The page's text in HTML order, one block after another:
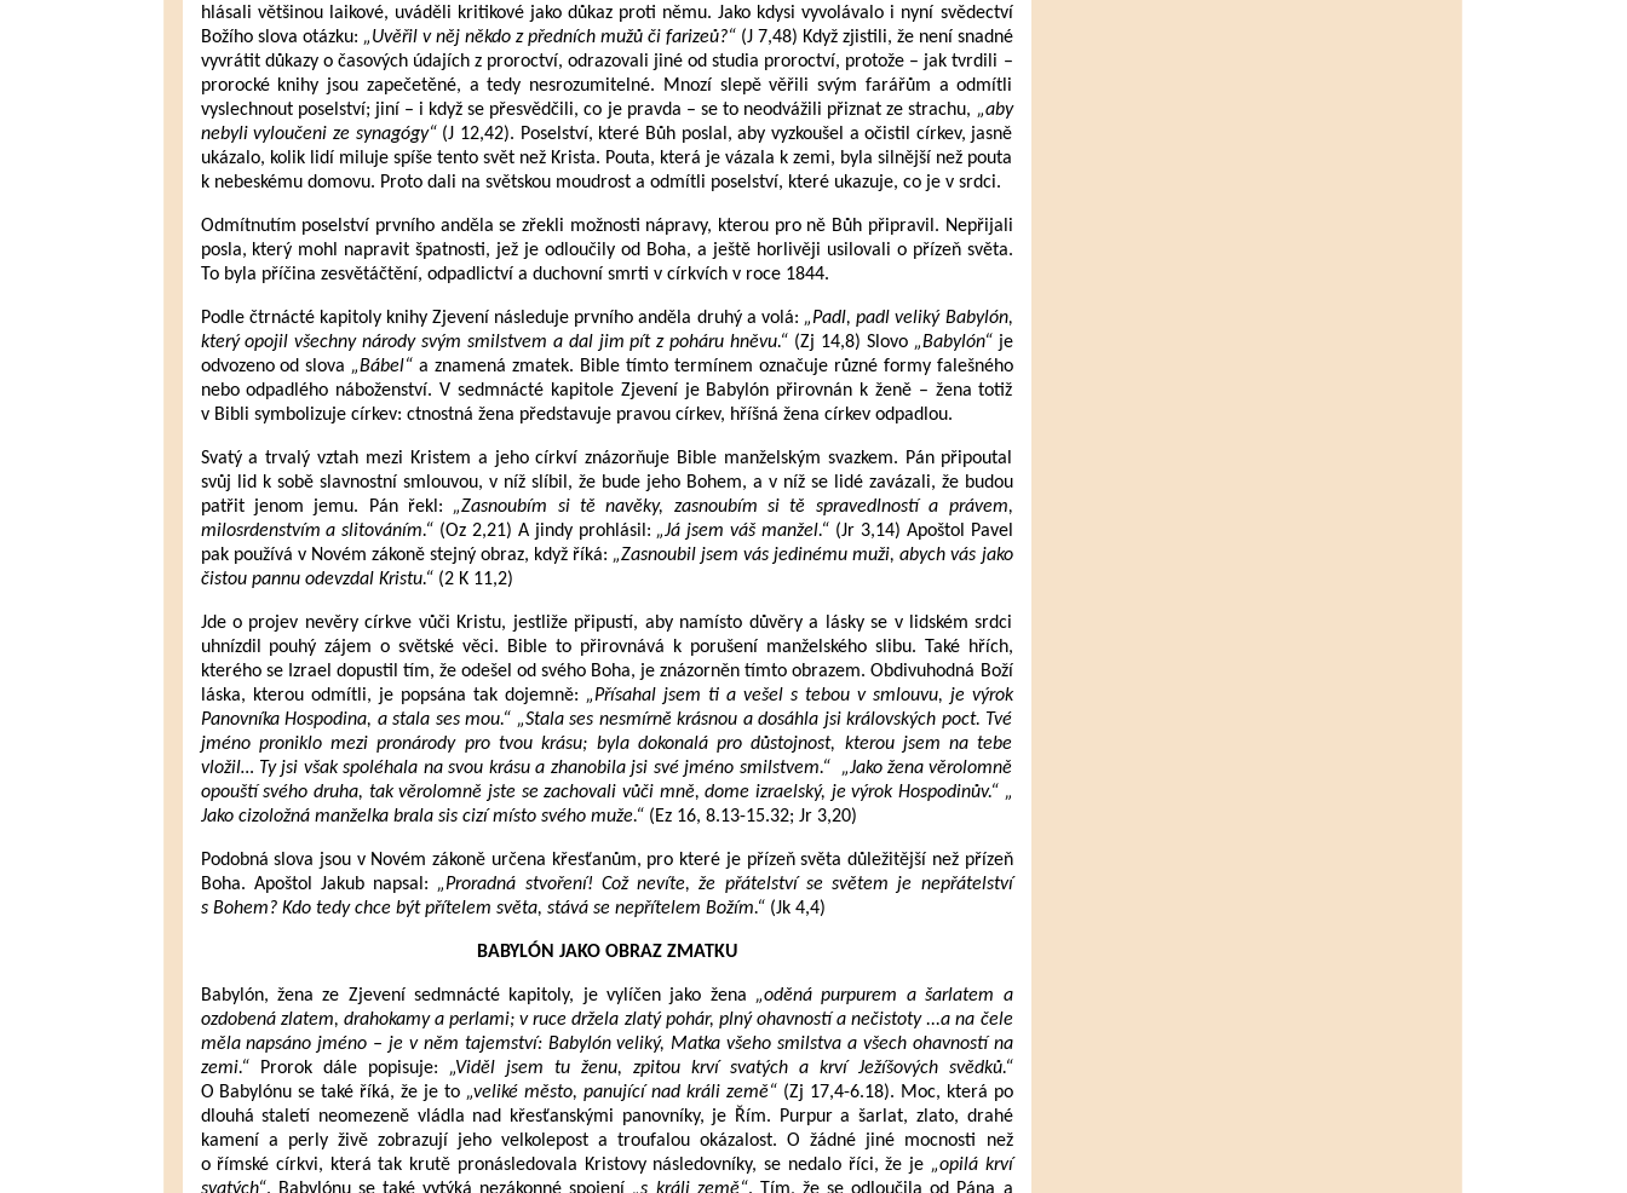
hlásali většinou laikové, uváděli kritikové jako důkaz proti němu. Jako kdysi vyvolávalo i nyní svědectví
Božího slova otázku: „Uvěřil v něj někdo z předních mužů či farizeů?“ (J 7,48) Když zjistili, že není snadné
vyvrátit důkazy o časových údajích z proroctví, odrazovali jiné od studia proroctví, protože – jak tvrdili –
prorocké knihy jsou zapečetěné, a tedy nesrozumitelné. Mnozí slepě věřili svým farářům a odmítli
vyslechnout poselství; jiní – i když se přesvědčili, co je pravda – se to neodvážili přiznat ze strachu, „aby
nebyli vyloučeni ze synagógy“ (J 12,42). Poselství, které Bůh poslal, aby vyzkoušel a očistil církev, jasně
ukázalo, kolik lidí miluje spíše tento svět než Krista. Pouta, která je vázala k zemi, byla silnější než pouta
k nebeskému domovu. Proto dali na světskou moudrost a odmítli poselství, které ukazuje, co je v srdci.
Odmítnutím poselství prvního anděla se zřekli možnosti nápravy, kterou pro ně Bůh připravil. Nepřijali
posla, který mohl napravit špatnosti, jež je odloučily od Boha, a ještě horlivěji usilovali o přízeň světa.
To byla příčina zesvětáčtění, odpadlictví a duchovní smrti v církvích v roce 1844.
Podle čtrnácté kapitoly knihy Zjevení následuje prvního anděla druhý a volá: „Padl, padl veliký Babylón,
který opojil všechny národy svým smilstvem a dal jim pít z poháru hněvu.“ (Zj 14,8) Slovo „Babylón“ je
odvozeno od slova „Bábel“ a znamená zmatek. Bible tímto termínem označuje různé formy falešného
nebo odpadlého náboženství. V sedmnácté kapitole Zjevení je Babylón přirovnán k ženě – žena totiž
v Bibli symbolizuje církev: ctnostná žena představuje pravou církev, hříšná žena církev odpadlou.
Svatý a trvalý vztah mezi Kristem a jeho církví znázorňuje Bible manželským svazkem. Pán připoutal
svůj lid k sobě slavnostní smlouvou, v níž slíbil, že bude jeho Bohem, a v níž se lidé zavázali, že budou
patřit jenom jemu. Pán řekl: „Zasnoubím si tě navěky, zasnoubím si tě spravedlností a právem,
milosrdenstvím a slitováním.“ (Oz 2,21) A jindy prohlásil: „Já jsem váš manžel.“ (Jr 3,14) Apoštol Pavel
pak používá v Novém zákoně stejný obraz, když říká: „Zasnoubil jsem vás jedinému muži, abych vás jako
čistou pannu odevzdal Kristu.“ (2 K 11,2)
Jde o projev nevěry církve vůči Kristu, jestliže připustí, aby namísto důvěry a lásky se v lidském srdci
uhnízdil pouhý zájem o světské věci. Bible to přirovnává k porušení manželského slibu. Také hřích,
kterého se Izrael dopustil tím, že odešel od svého Boha, je znázorněn tímto obrazem. Obdivuhodná Boží
láska, kterou odmítli, je popsána tak dojemně: „Přísahal jsem ti a vešel s tebou v smlouvu, je výrok
Panovníka Hospodina, a stala ses mou.“ „Stala ses nesmírně krásnou a dosáhla jsi královských poct. Tvé
jméno proniklo mezi pronárody pro tvou krásu; byla dokonalá pro důstojnost, kterou jsem na tebe
vložil… Ty jsi však spoléhala na svou krásu a zhanobila jsi své jméno smilstvem.“ „Jako žena věrolomně
opouští svého druha, tak věrolomně jste se zachovali vůči mně, dome izraelský, je výrok Hospodinův.“ „
Jako cizoložná manželka brala sis cizí místo svého muže.“ (Ez 16, 8.13-15.32; Jr 3,20)
Podobná slova jsou v Novém zákoně určena křesťanům, pro které je přízeň světa důležitější než přízeň
Boha. Apoštol Jakub napsal: „Proradná stvoření! Což nevíte, že přátelství se světem je nepřátelství
s Bohem? Kdo tedy chce být přítelem světa, stává se nepřítelem Božím.“ (Jk 4,4)
BABYLÓN JAKO OBRAZ ZMATKU
Babylón, žena ze Zjevení sedmnácté kapitoly, je vylíčen jako žena „oděná purpurem a šarlatem a
ozdobená zlatem, drahokamy a perlami; v ruce držela zlatý pohár, plný ohavností a nečistoty ...a na čele
měla napsáno jméno – je v něm tajemství: Babylón veliký, Matka všeho smilstva a všech ohavností na
zemi.“
Prorok dále popisuje: „Viděl jsem tu ženu, zpitou krví svatých a krví Ježíšových svědků.“
O Babylónu se také říká, že je to „veliké město, panující nad králi země“ (Zj 17,4-6.18). Moc, která po
dlouhá staletí neomezeně vládla nad křesťanskými panovníky, je Řím. Purpur a šarlat, zlato, drahé
kamení a perly živě zobrazují jeho velkolepost a troufalou okázalost. O žádné jiné mocnosti než
o římské církvi, která tak krutě pronásledovala Kristovy následovníky, se nedalo říci, že je „opilá krví